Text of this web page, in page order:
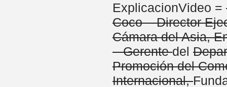
ExplicacionVideo =
Coco – Director
Cámara del Asia,
– Gerentedel
Promoción del
Internacional,